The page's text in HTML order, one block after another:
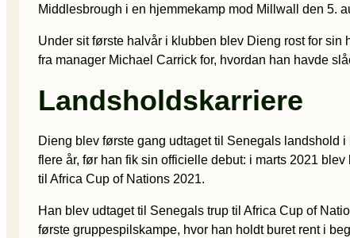
Middlesbrough i en hjemmekamp mod Millwall den 5.
Under sit første halvår i klubben blev Dieng rost for
fra manager Michael Carrick for, hvordan han havde
Landsholdskarriere
Dieng blev første gang udtaget til Senegals landshold
flere år, før han fik sin officielle debut: i marts 2021
til Africa Cup of Nations 2021.
Han blev udtaget til Senegals trup til Africa Cup of
første gruppespilskampe, hvor han holdt buret rent i